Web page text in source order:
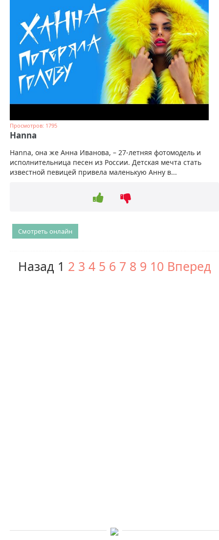
Просмотров: 1795
Hanna
Hanna, она же Анна Иванова, – 27-летняя фотомодель и
исполнительница песен из России. Детская мечта стать
известной певицей привела маленькую Анну в...
Смотреть онлайн
Назад 1 2 3 4 5 6 7 8 9 10 Вперед